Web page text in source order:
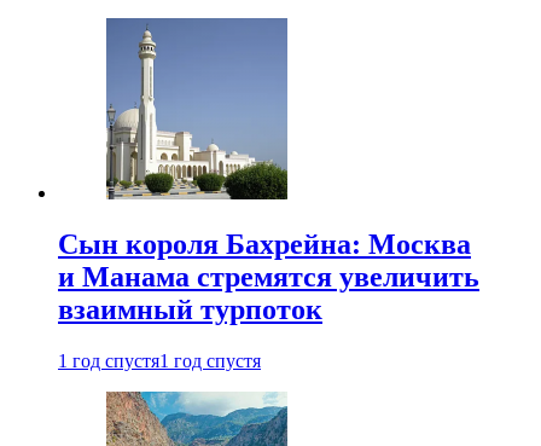
Сын короля Бахрейна: Москва
и Манама стремятся увеличить
взаимный турпоток
1 год спустя1 год спустя